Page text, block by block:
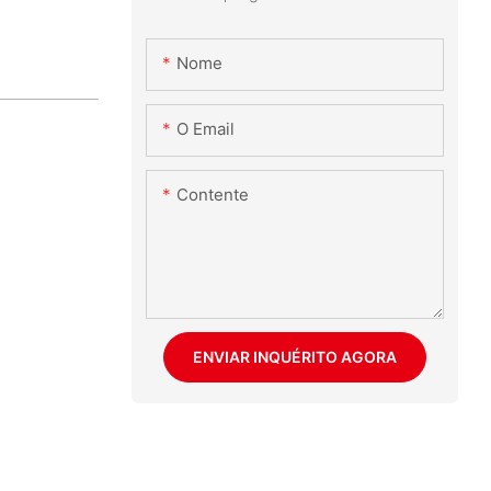
Nome
O Email
Contente
ENVIAR INQUÉRITO AGORA